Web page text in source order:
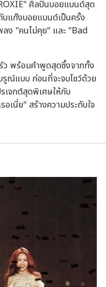
ศิลปินบอยแบนด์สุด
บแก๊งบอยแบนด์เป็นครั้ง
ง "คนไม่คุย" และ "Bad
ว พร้อมคำพูดสุดซึ้งจากทั้ง
ณ์แบบ ก่อนที่จะจบโชว์ด้วย
เจกต์สุดพิเศษให้กับ
เนี่ย" สร้างความประทับใจ